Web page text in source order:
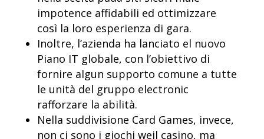
impotence affidabili ed ottimizzare
così la loro esperienza di gara.
Inoltre, l’azienda ha lanciato el nuovo
Piano IT globale, con l’obiettivo di
fornire algun supporto comune a tutte
le unità del gruppo electronic
rafforzare la abilità.
Nella suddivisione Card Games, invece,
non ci sono i giochi weil casino, ma